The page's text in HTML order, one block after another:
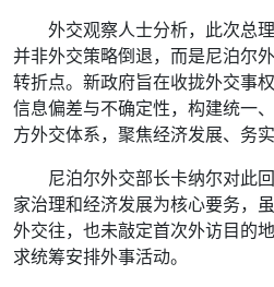
外交观察人士分析，此次总
并非外交策略倒退，而是尼泊尔
转折点。新政府旨在收拢外交事
信息偏差与不确定性，构建统一
方外交体系，聚焦经济发展、务
尼泊尔外交部长卡纳尔对此
家治理和经济发展为核心要务，
外交往，也未敲定首次外访目的
求统筹安排外事活动。